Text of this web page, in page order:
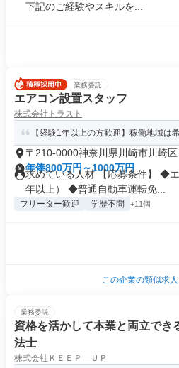
下記のご経験やスキルを...
業務委託
エアコン設置スタッフ
株式会社トラスト
【経験1年以上の方歓迎】稼働地域は
〒210-0000神奈川県川崎市川崎区
年俸800万円～1000万円
求めている人材 【応募条件】 ◆
年以上） ◆普通自動車運転免...
フリーター歓迎 学歴不問 +11個
この企業の類似求
業務委託
資格を活かして本業と両立でき
法士
株式会社ＫＥＥＰ ＵＰ